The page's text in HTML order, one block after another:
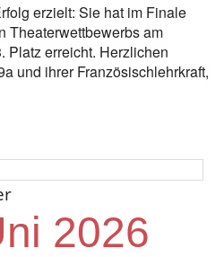
erzielt: Sie hat im Finale
Theaterwettbewerbs am
Platz erreicht. Herzlichen
und ihrer Französischlehrkraft,
2026